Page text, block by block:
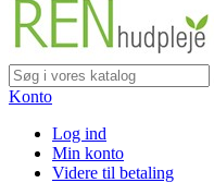
Konto
Log ind
Min konto
Videre til betaling